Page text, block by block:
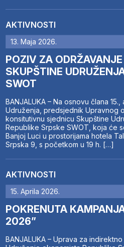
AKTIVNOSTI
13. Maja 2026.
POZIV ZA
SKUPŠTINE
SWOT
BANJALUKA – Na osnovu člana
Udruženja, predsjednik Upravnog
konsitutivnu sjednicu Skupštine
Republike Srpske SWOT, koja će
Banjoj Luci u prostorijama hotela
Srpska 9, s početkom u 19 h. […]
AKTIVNOSTI
15. Aprila 2026.
POKRENUTA
2026”
BANJALUKA – Uprava za